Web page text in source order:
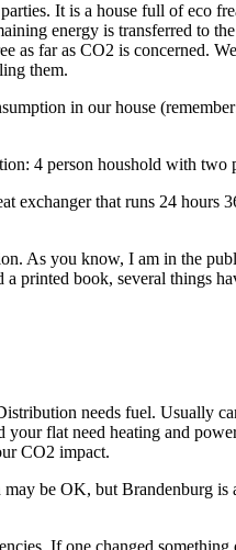
It is a house full of eco
energy is transferred to
as far as CO2 is concerned.
them.
in our house
4 person houshold with
exchanger that runs 24
As you know, I am in the
printed book, several things
needs fuel.
flat need heating and
CO2 impact.
be OK, but Brandenburg
If one changed